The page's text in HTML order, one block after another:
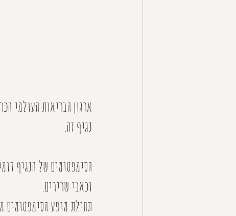
ארגון הבריאות העולמי
נגיף זה.
הסימפטומים של הנגיף
וכאבי שרירים.